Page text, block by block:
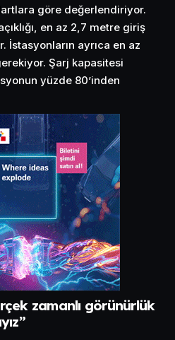
göre değerlendiriyor.
en az 2,7 metre giriş
ayrıca en az
Şarj kapasitesi
yüzde 80’inden
zamanlı görünürlük